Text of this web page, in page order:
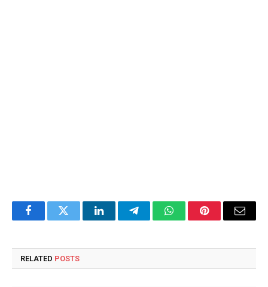
FacebookTwitter LinkedInTelegramWhatsAppPinterestEmail
RELATED POSTS